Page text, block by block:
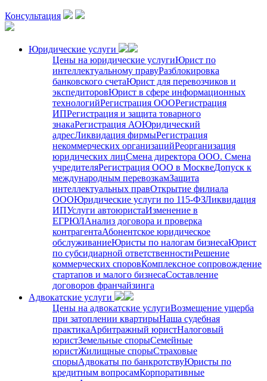
Консультация
Юридические услуги
Цены на юридические услугиЮрист по
интеллектуальному правуРазблокировка
банковского счетаЮрист для перевозчиков и
экспедиторовЮрист в сфере информационных
технологийРегистрация ОООРегистрация
ИПРегистрация и защита товарного
знакаРегистрация АОЮридический
адресЛиквидация фирмыРегистрация
некоммерческих организацийРеорганизация
юридических лицСмена директора ООО. Смена
учредителяРегистрация ООО в МосквеДопуск к
международным перевозкамЗащита
интеллектуальных правОткрытие филиала
ОООЮридические услуги по 115-ФЗЛиквидация
ИПУслуги автоюристаИзменение в
ЕГРЮЛАнализ договора и проверка
контрагентаАбонентское юридическое
обслуживаниеЮристы по налогам бизнесаЮрист
по субсидиарной ответственностиРешение
коммерческих споровКомплексное сопровождение
стартапов и малого бизнесаСоставление
договоров франчайзинга
Адвокатские услуги
Цены на адвокатские услугиВозмещение ущерба
при затоплении квартирыНаша судебная
практикаАрбитражный юристНалоговый
юристЗемельные спорыСемейные
юристЖилищные спорыСтраховые
спорыАдвокаты по банкротствуЮристы по
кредитным вопросамКорпоративные